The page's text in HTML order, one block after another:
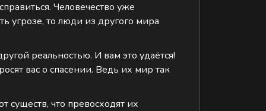
Человечество уже
угрозе, то люди из другого мира
реальностью. И вам это удаётся!
вас о спасении. Ведь их мир так
существ, что превосходят их